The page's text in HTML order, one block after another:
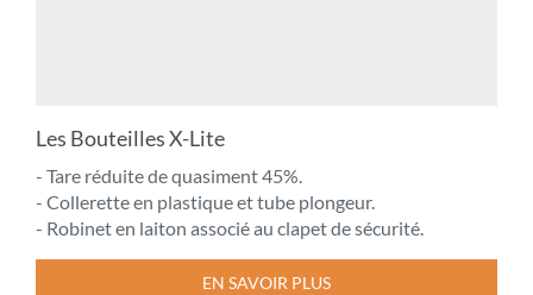
Les Bouteilles X-Lite
- Tare réduite de quasiment 45%.
- Collerette en plastique et tube plongeur.
- Robinet en laiton associé au clapet de sécurité.
EN SAVOIR PLUS